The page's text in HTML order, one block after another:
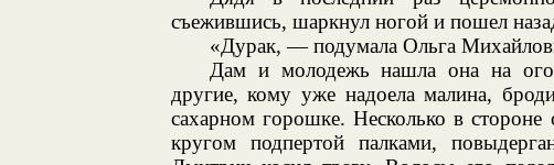
съежившись, шаркнул ногой и пошел
«Дурак, — подумала Ольга
Дам и молодежь нашла она на
другие, кому уже надоела малина,
сахарном горошке. Несколько в
кругом подпертой палками,